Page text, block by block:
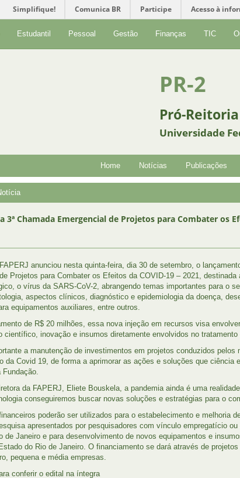
Simplifique! Comunica BR Participe Acesso à
Estudantil Pessoal Gestão Finanças TIC
PR-2
Pró-
Universidade
Home Notícias Publicações
3ª Chamada Emergencial de Projetos para Combater os
anunciou nesta quinta-feira, dia 30 de setembro, o
Projetos para Combater os Efeitos da COVID-19 – 2021,
o vírus da SARS-CoV-2, abrangendo temas importantes para o
aspectos clínicos, diagnóstico e epidemiologia da doença,
equipamentos auxiliares, entre outros.
de R$ 20 milhões, essa nova injeção em recursos visa
científico, inovação e insumos diretamente envolvidos no
a manutenção de investimentos em projetos conduzidos
da Covid 19, de forma a aprimorar as ações e soluções que ciência
Fundação.
da FAPERJ, Eliete Bouskela, a pandemia ainda é uma
conseguiremos buscar novas soluções e estratégias para o
poderão ser utilizados para o estabelecimento e melhoria
apresentados por pesquisadores com vínculo empregatício
de Janeiro e para desenvolvimento de novos equipamentos e
do Rio de Janeiro. O financiamento se dará através de
pequena e média empresas.
conferir o edital na íntegra